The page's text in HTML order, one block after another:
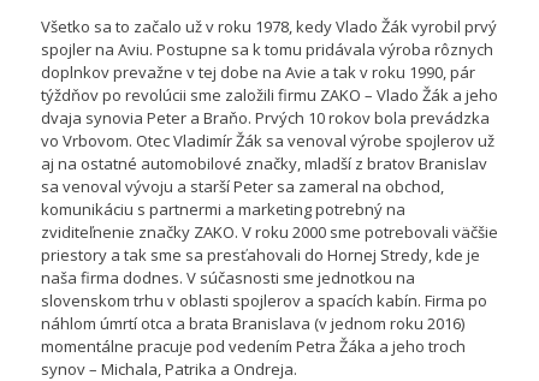
Všetko sa to začalo už v roku 1978, kedy Vlado Žák vyrobil prvý
spojler na Aviu. Postupne sa k tomu pridávala výroba rôznych
doplnkov prevažne v tej dobe na Avie a tak v roku 1990, pár
týždňov po revolúcii sme založili firmu ZAKO – Vlado Žák a jeho
dvaja synovia Peter a Braňo. Prvých 10 rokov bola prevádzka
vo Vrbovom. Otec Vladimír Žák sa venoval výrobe spojlerov už
aj na ostatné automobilové značky, mladší z bratov Branislav
sa venoval vývoju a starší Peter sa zameral na obchod,
komunikáciu s partnermi a marketing potrebný na
zviditeľnenie značky ZAKO. V roku 2000 sme potrebovali väčšie
priestory a tak sme sa presťahovali do Hornej Stredy, kde je
naša firma dodnes. V súčasnosti sme jednotkou na
slovenskom trhu v oblasti spojlerov a spacích kabín. Firma po
náhlom úmrtí otca a brata Branislava (v jednom roku 2016)
momentálne pracuje pod vedením Petra Žáka a jeho troch
synov – Michala, Patrika a Ondreja.